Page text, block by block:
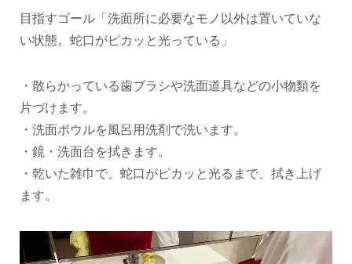
目指すゴール「洗面所に必要なモノ以外は置いていな
い状態。蛇口がピカッと光っている」
・散らかっている歯ブラシや洗面道具などの小物類を
片づけます。
・洗面ボウルを風呂用洗剤で洗います。
・鏡・洗面台を拭きます。
・乾いた雑巾で、蛇口がピカッと光るまで、拭き上げ
ます。